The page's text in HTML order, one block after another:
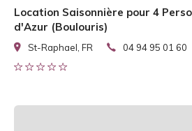
Location Saisonnière pour 4
d'Azur (Boulouris)
St-Raphael, FR 04 94 95 01 60